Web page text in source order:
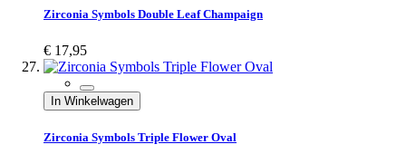
Zirconia Symbols Double Leaf Champaign
€ 17,95
In Winkelwagen
Zirconia Symbols Triple Flower Oval